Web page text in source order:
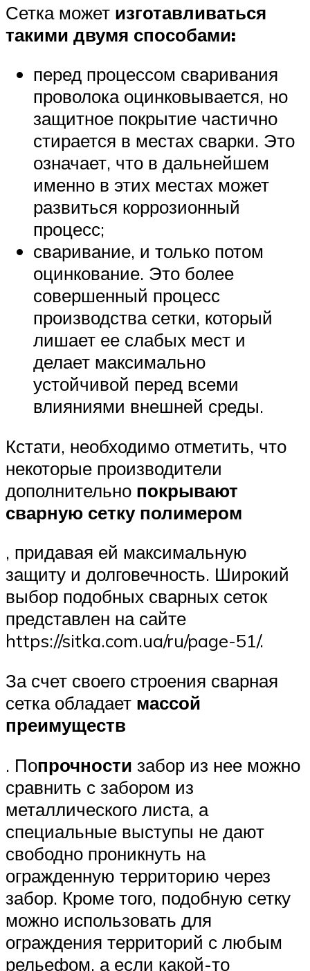
Сетка может изготавливаться
такими двумя способами:
перед процессом сваривания
проволока оцинковывается, но
защитное покрытие частично
стирается в местах сварки. Это
означает, что в дальнейшем
именно в этих местах может
развиться коррозионный
процесс;
сваривание, и только потом
оцинкование. Это более
совершенный процесс
производства сетки, который
лишает ее слабых мест и
делает максимально
устойчивой перед всеми
влияниями внешней среды.
Кстати, необходимо отметить, что
некоторые производители
дополнительно покрывают
сварную сетку полимером
, придавая ей максимальную
защиту и долговечность. Широкий
выбор подобных сварных сеток
представлен на сайте
https://sitka.com.ua/ru/page-51/.
За счет своего строения сварная
сетка обладает массой
преимуществ
. Попрочности забор из нее можно
сравнить с забором из
металлического листа, а
специальные выступы не дают
свободно проникнуть на
огражденную территорию через
забор. Кроме того, подобную сетку
можно использовать для
ограждения территорий с любым
рельефом, а если какой-то